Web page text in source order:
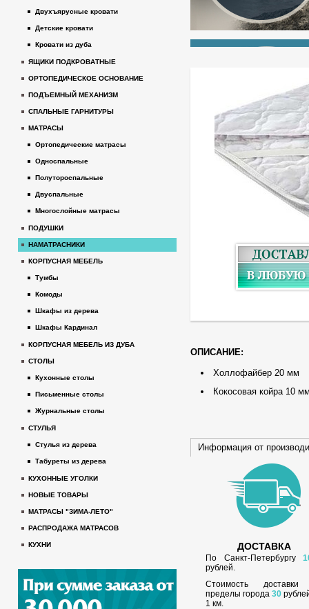
ОПИСАНИЕ:
Холлофайбер 20 мм
Кокосовая койра 10
Информация от
ДОСТАВКА
По Санкт-Петербургу
рублей.
Стоимость
пределы города30
1 км.
Двухъярусные кровати
Детские кровати
Кровати из дуба
ЯЩИКИ ПОДКРОВАТНЫЕ
ОРТОПЕДИЧЕСКОЕ ОСНОВАНИЕ
ПОДЪЕМНЫЙ МЕХАНИЗМ
СПАЛЬНЫЕ ГАРНИТУРЫ
МАТРАСЫ
Ортопедические матрасы
Односпальные
Полутороспальные
Двуспальные
Многослойные матрасы
ПОДУШКИ
НАМАТРАСНИКИ
КОРПУСНАЯ МЕБЕЛЬ
Тумбы
Комоды
Шкафы из дерева
Шкафы Кардинал
КОРПУСНАЯ МЕБЕЛЬ ИЗ ДУБА
СТОЛЫ
Кухонные столы
Письменные столы
Журнальные столы
СТУЛЬЯ
Стулья из дерева
Табуреты из дерева
КУХОННЫЕ УГОЛКИ
НОВЫЕ ТОВАРЫ
МАТРАСЫ "ЗИМА-ЛЕТО"
РАСПРОДАЖА МАТРАСОВ
КУХНИ